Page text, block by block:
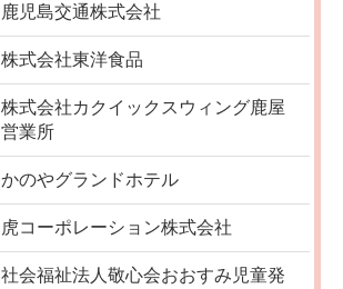
鹿児島交通株式会社
株式会社東洋食品
株式会社カクイックスウィング鹿屋
営業所
かのやグランドホテル
虎コーポレーション株式会社
社会福祉法人敬心会おおすみ児童発